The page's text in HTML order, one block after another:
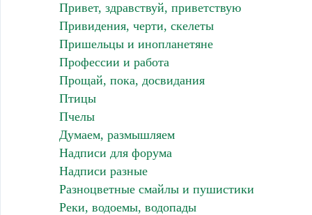
Привет, здравствуй, приветствую
Привидения, черти, скелеты
Пришельцы и инопланетяне
Профессии и работа
Прощай, пока, досвидания
Птицы
Пчелы
Думаем, размышляем
Надписи для форума
Надписи разные
Разноцветные смайлы и пушистики
Реки, водоемы, водопады